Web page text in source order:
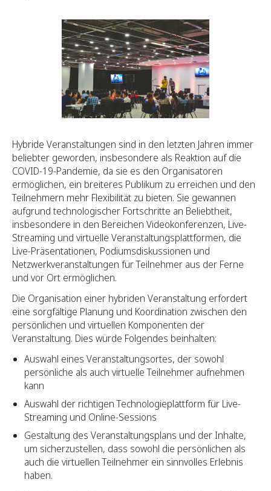
Hybride Veranstaltungen sind in den letzten Jahren immer
beliebter geworden, insbesondere als Reaktion auf die
COVID-19-Pandemie, da sie es den Organisatoren
ermöglichen, ein breiteres Publikum zu erreichen und den
Teilnehmern mehr Flexibilität zu bieten. Sie gewannen
aufgrund technologischer Fortschritte an Beliebtheit,
insbesondere in den Bereichen Videokonferenzen, Live-
Streaming und virtuelle Veranstaltungsplattformen, die
Live-Präsentationen, Podiumsdiskussionen und
Netzwerkveranstaltungen für Teilnehmer aus der Ferne
und vor Ort ermöglichen.
Die Organisation einer hybriden Veranstaltung erfordert
eine sorgfältige Planung und Koordination zwischen den
persönlichen und virtuellen Komponenten der
Veranstaltung. Dies würde Folgendes beinhalten:
Auswahl eines Veranstaltungsortes, der sowohl
persönliche als auch virtuelle Teilnehmer aufnehmen
kann
Auswahl der richtigen Technologieplattform für Live-
Streaming und Online-Sessions
Gestaltung des Veranstaltungsplans und der Inhalte,
um sicherzustellen, dass sowohl die persönlichen als
auch die virtuellen Teilnehmer ein sinnvolles Erlebnis
haben.